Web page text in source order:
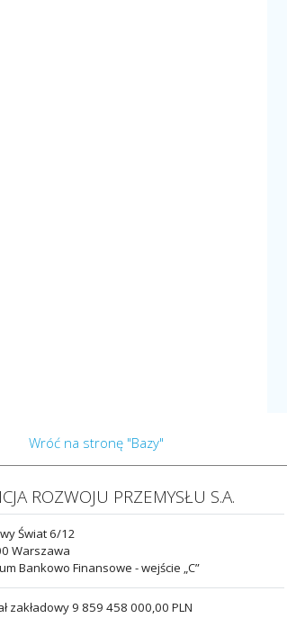
Wróć na stronę "Bazy"
ROZWOJU PRZEMYSŁU S.A.
Świat 6/12
Warszawa
Bankowo Finansowe - wejście „C”
zakładowy 9 859 458 000,00 PLN